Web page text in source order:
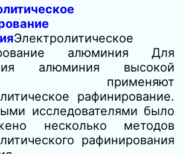
Электролитическое
алюминия Для
алюминия высокой
применяют
рафинирование.
исследователями было
несколько методов
рафинирования